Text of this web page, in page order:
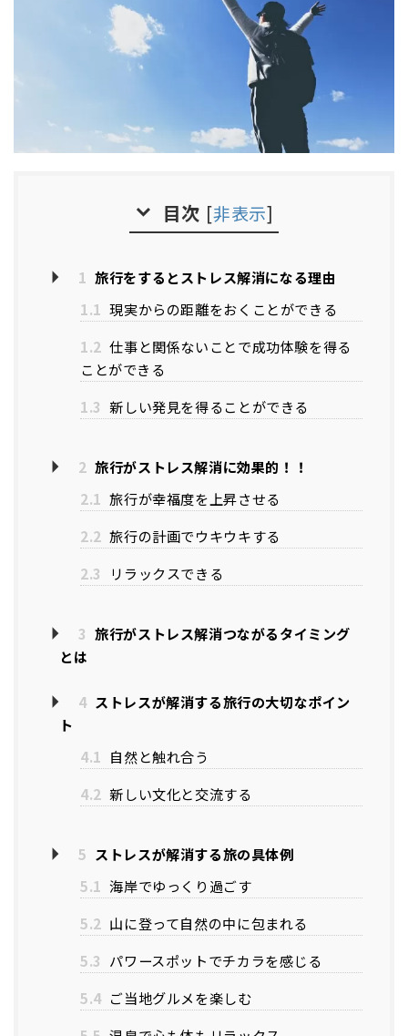
目次 [非表示]
1 旅行をするとストレス解消になる理由
1.1 現実からの距離をおくことができる
1.2 仕事と関係ないことで成功体験を得る
ことができる
1.3 新しい発見を得ることができる
2 旅行がストレス解消に効果的！！
2.1 旅行が幸福度を上昇させる
2.2 旅行の計画でウキウキする
2.3
リラックスできる
3 旅行がストレス解消つながるタイミング
とは
4 ストレスが解消する旅行の大切なポイン
ト
4.1 自然と触れ合う
4.2 新しい文化と交流する
5 ストレスが解消する旅の具体例
5.1 海岸でゆっくり過ごす
5.2 山に登って自然の中に包まれる
5.3 パワースポットでチカラを感じる
5.4 ご当地グルメを楽しむ